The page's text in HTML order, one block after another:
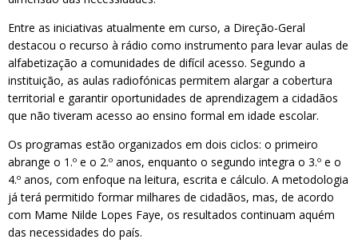
Entre as iniciativas atualmente em curso, a Direção-Geral
destacou o recurso à rádio como instrumento para levar aulas de
alfabetização a comunidades de difícil acesso. Segundo a
instituição, as aulas radiofónicas permitem alargar a cobertura
territorial e garantir oportunidades de aprendizagem a cidadãos
que não tiveram acesso ao ensino formal em idade escolar.
Os programas estão organizados em dois ciclos: o primeiro
abrange o 1.º e o 2.º anos, enquanto o segundo integra o 3.º e o
4.º anos, com enfoque na leitura, escrita e cálculo. A metodologia
já terá permitido formar milhares de cidadãos, mas, de acordo
com Mame Nilde Lopes Faye, os resultados continuam aquém
das necessidades do país.